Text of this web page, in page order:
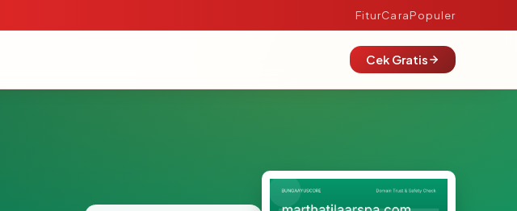
FiturCaraPopuler
Cek Gratis